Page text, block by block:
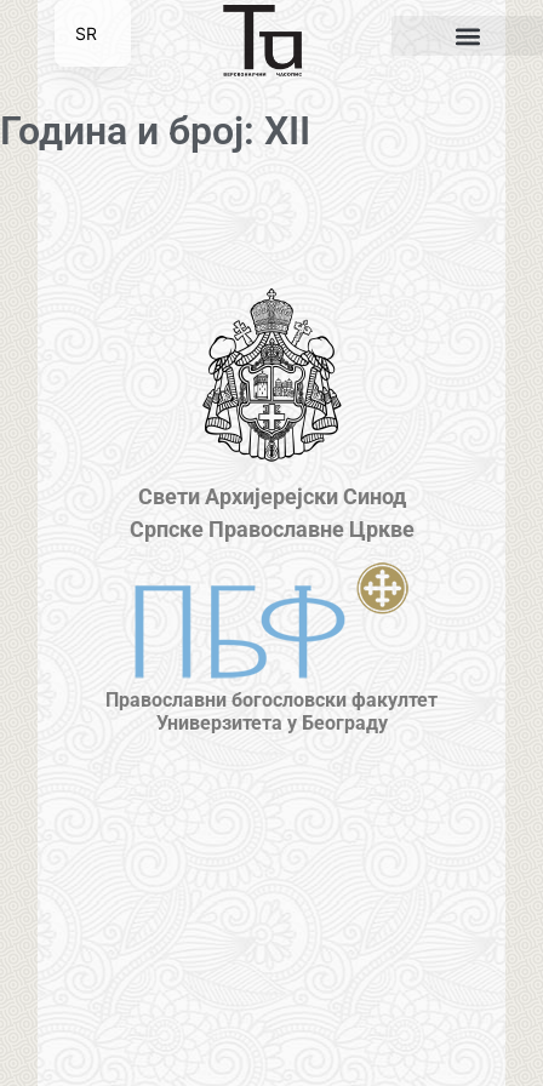
Година и број: XII
Свети Архијерејски Синод
Српске Православне Цркве
Православни богословски факултет
Универзитета у Београду
SR
EN